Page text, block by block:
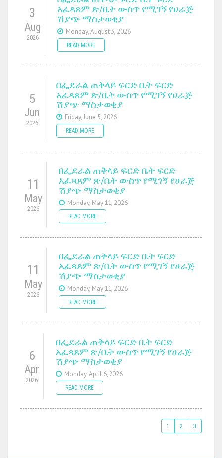
3
Aug
2026
አፈጻጸም ጽ/ቤት ውስጥ የሚገኝ የሀራጅ
ሽያጭ ማስታወቂያ
Monday, August 3, 2026
READ MORE
5
Jun
2026
በፌደራል ጠቅላይ ፍርድ ቤት ፍርድ
አፈጻጸም ጽ/ቤት ውስጥ የሚገኝ የሀራጅ
ሽያጭ ማስታወቂያ
Friday, June 5, 2026
READ MORE
11
May
2026
በፌደራል ጠቅላይ ፍርድ ቤት ፍርድ
አፈጻጸም ጽ/ቤት ውስጥ የሚገኝ የሀራጅ
ሽያጭ ማስታወቂያ
Monday, May 11, 2026
READ MORE
11
May
2026
በፌደራል ጠቅላይ ፍርድ ቤት ፍርድ
አፈጻጸም ጽ/ቤት ውስጥ የሚገኝ የሀራጅ
ሽያጭ ማስታወቂያ
Monday, May 11, 2026
READ MORE
6
Apr
2026
በፌደራል ጠቅላይ ፍርድ ቤት ፍርድ
አፈጻጸም ጽ/ቤት ውስጥ የሚገኝ የሀራጅ
ሽያጭ ማስታወቂያ
Monday, April 6, 2026
READ MORE
1 2 3